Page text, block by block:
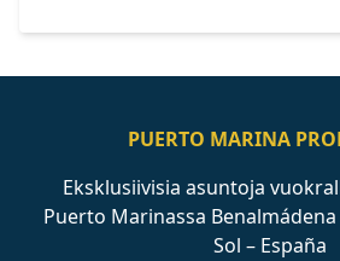
PUERTO MARINA
Eksklusiivisia asuntoja
Puerto Marinassa Benalmádena
Sol – España